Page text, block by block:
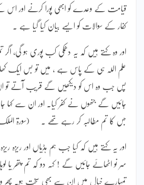
قیامت کے وعدے کو ابھی پورا کرنے اور
کفار کے سوالات کو ایسے بیان کیا گیا ہے ۔
اور وہ کہتے ہیں کہ یہ دھمکی کب پوری ہو گی، اگر
علم اللہ ہی کے پاس ہے ، میں تو بس ایک کھلا
پس جب وہ اس کو دیکھیں گے قریب آتے تو
جائیں گے جنھوں نے کفر کیا۔ اور ان سے کہا
جس کا تم مطالبہ کر رہے تھے ۔ (سورۃ الملک67: 27-25 )
اور یہ کہتے ہیں کہ کیا جب ہم ہڈیاں اور ریزہ
سر نو اٹھائے جائیں گے ! کہہ دو کہ تم پتھر یا
تمہارے خیال میں ان سے بھی سخت ہو۔ پھر